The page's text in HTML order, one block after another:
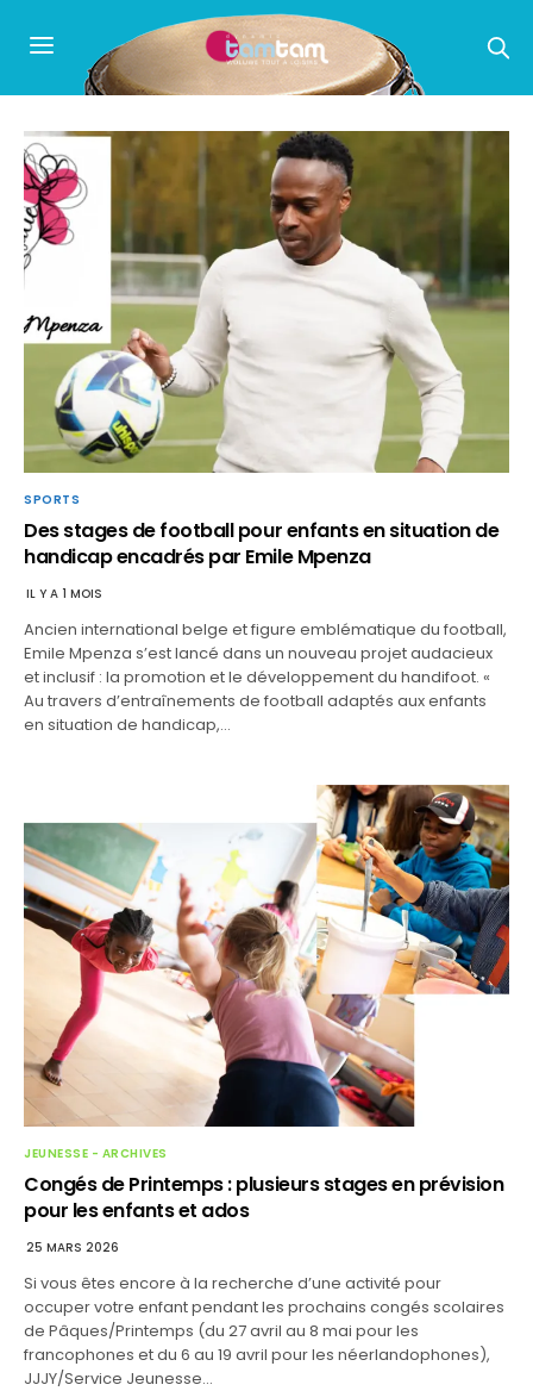
SPORTS
Des stages de football pour enfants en situation de
handicap encadrés par Emile Mpenza
IL Y A 1 MOIS
Ancien international belge et figure emblématique du football,
Emile Mpenza s’est lancé dans un nouveau projet audacieux
et inclusif : la promotion et le développement du handifoot. «
Au travers d’entraînements de football adaptés aux enfants
en situation de handicap,…
JEUNESSE - ARCHIVES
Congés de Printemps : plusieurs stages en prévision
pour les enfants et ados
25 MARS 2026
Si vous êtes encore à la recherche d’une activité pour
occuper votre enfant pendant les prochains congés scolaires
de Pâques/Printemps (du 27 avril au 8 mai pour les
francophones et du 6 au 19 avril pour les néerlandophones),
JJJY/Service Jeunesse…